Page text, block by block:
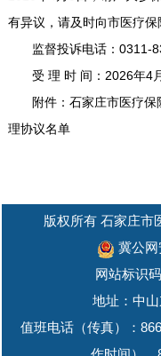
有异议，请及时向市医疗保
监督投诉电话：0311-
受 理 时 间：2026年4
附件：石家庄市医疗保
理协议名单